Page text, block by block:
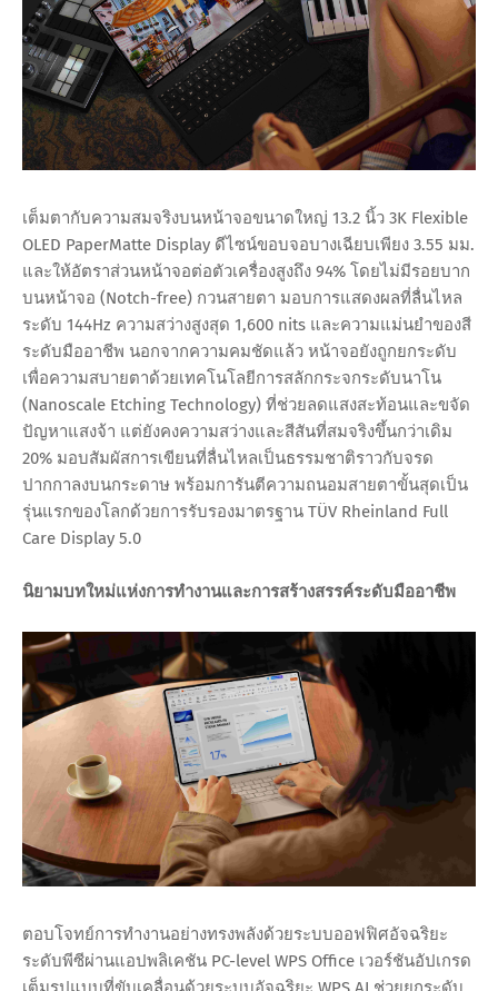
เต็มตากับความสมจริงบนหน้าจอขนาดใหญ่ 13.2 นิ้ว 3K Flexible
OLED PaperMatte Display ดีไซน์ขอบจอบางเฉียบเพียง 3.55 มม.
และให้อัตราส่วนหน้าจอต่อตัวเครื่องสูงถึง 94% โดยไม่มีรอยบาก
บนหน้าจอ (Notch-free) กวนสายตา มอบการแสดงผลที่ลื่นไหล
ระดับ 144Hz ความสว่างสูงสุด 1,600 nits และความแม่นยำของสี
ระดับมืออาชีพ นอกจากความคมชัดแล้ว หน้าจอยังถูกยกระดับ
เพื่อความสบายตาด้วยเทคโนโลยีการสลักกระจกระดับนาโน
(Nanoscale Etching Technology) ที่ช่วยลดแสงสะท้อนและขจัด
ปัญหาแสงจ้า แต่ยังคงความสว่างและสีสันที่สมจริงขึ้นกว่าเดิม
20% มอบสัมผัสการเขียนที่ลื่นไหลเป็นธรรมชาติราวกับจรด
ปากกาลงบนกระดาษ พร้อมการันตีความถนอมสายตาขั้นสุดเป็น
รุ่นแรกของโลกด้วยการรับรองมาตรฐาน TÜV Rheinland Full
Care Display 5.0
นิยามบทใหม่แห่งการทำงานและการสร้างสรรค์ระดับมืออาชีพ
ตอบโจทย์การทำงานอย่างทรงพลังด้วยระบบออฟฟิศอัจฉริยะ
ระดับพีซีผ่านแอปพลิเคชัน PC-level WPS Office เวอร์ชันอัปเกรด